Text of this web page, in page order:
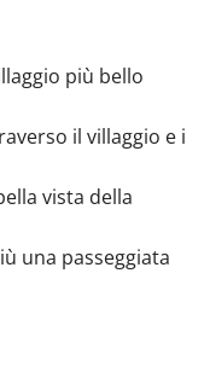
più bello
il villaggio e i
vista della
una passeggiata